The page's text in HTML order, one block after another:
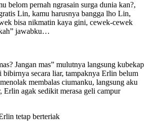
belom pernah ngrasain surga dunia kan?,
Lin, kamu harusnya bangga lho Lin,
bisa nikmatin kaya gini, cewek-cewek
jawabku…
Jangan mas” mulutnya langsung kubekap
secara liar, tampaknya Erlin belum
membalas ciumanku, langsung aku
Erlin agak sedikit merasa geli campur
tetap berteriak